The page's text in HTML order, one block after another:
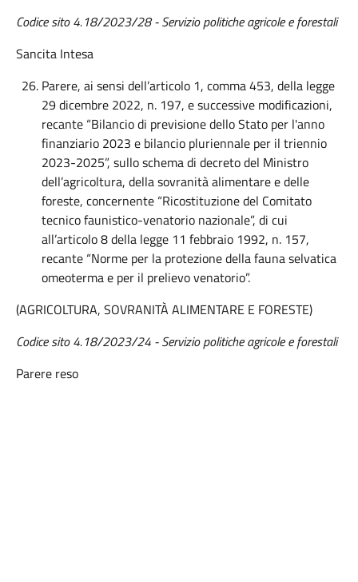
Codice sito 4.18/2023/28 - Servizio politiche agricole e forestali
Sancita Intesa
Parere, ai sensi dell’articolo 1, comma 453, della legge
29 dicembre 2022, n. 197, e successive modificazioni,
recante “Bilancio di previsione dello Stato per l'anno
finanziario 2023 e bilancio pluriennale per il triennio
2023-2025”, sullo schema di decreto del Ministro
dell’agricoltura, della sovranità alimentare e delle
foreste, concernente “Ricostituzione del Comitato
tecnico faunistico-venatorio nazionale”, di cui
all’articolo 8 della legge 11 febbraio 1992, n. 157,
recante “Norme per la protezione della fauna selvatica
omeoterma e per il prelievo venatorio”.
(AGRICOLTURA, SOVRANITÀ ALIMENTARE E FORESTE)
Codice sito 4.18/2023/24 - Servizio politiche agricole e forestali
Parere reso